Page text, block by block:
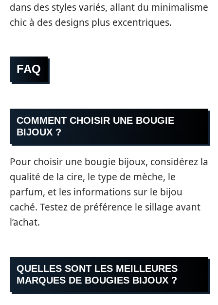
dans des styles variés, allant du minimalisme
chic à des designs plus excentriques.
FAQ
COMMENT CHOISIR UNE BOUGIE
BIJOUX ?
Pour choisir une bougie bijoux, considérez la
qualité de la cire, le type de mèche, le
parfum, et les informations sur le bijou
caché. Testez de préférence le sillage avant
l’achat.
QUELLES SONT LES MEILLEURES
MARQUES DE BOUGIES BIJOUX ?